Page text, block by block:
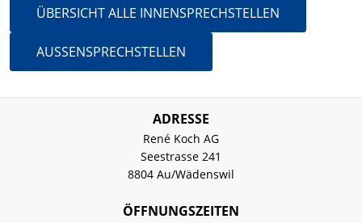
ÜBERSICHT ALLE INNENSPRECHSTELLEN
AUSSENSPRECHSTELLEN
ADRESSE
René Koch AG
Seestrasse 241
8804 Au/Wädenswil
ÖFFNUNGSZEITEN